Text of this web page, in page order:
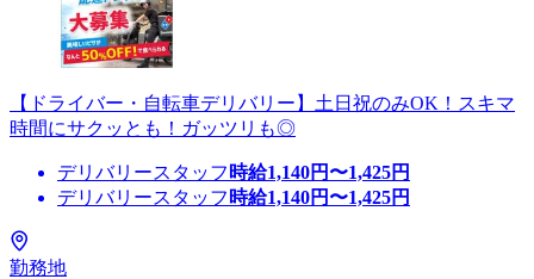
【ドライバー・自転車デリバリー】土日祝のみOK！スキマ
時間にサクッとも！ガッツリも◎
デリバリースタッフ 時給1,140円〜1,425円
デリバリースタッフ 時給1,140円〜1,425円
勤務地